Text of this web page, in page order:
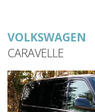
VOLKSWAGEN
CARAVELLE